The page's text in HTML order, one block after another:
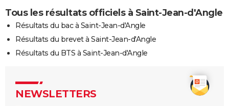
Tous les résultats officiels à Saint-Jean-d'Angle
Résultats du bac à Saint-Jean-d'Angle
Résultats du brevet à Saint-Jean-d'Angle
Résultats du BTS à Saint-Jean-d'Angle
NEWSLETTERS